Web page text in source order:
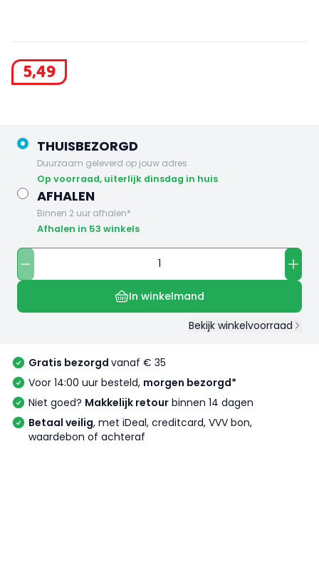
5,49
THUISBEZORGD
Duurzaam geleverd op jouw adres
op voorraad, uiterlijk dinsdag in huis
AFHALEN
Binnen 2 uur afhalen*
Afhalen in 53 winkels
In winkelmand
Bekijk winkelvoorraad
Gratis bezorgd vanaf € 35
Voor 14:00 uur besteld, morgen bezorgd*
Niet goed? Makkelijk retour binnen 14 dagen
Betaal veilig, met iDeal, creditcard, VVV bon,
waardebon of achteraf